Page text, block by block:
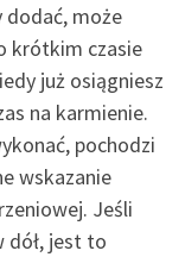
dodać, może
krótkim czasie
już osiągniesz
na karmienie.
pochodzi
wskazanie
Jeśli
dół, jest to